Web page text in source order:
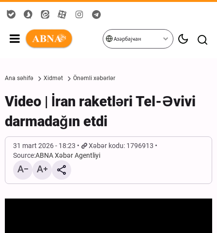
Азәрбајҹан
Ana səhifə Xidmət Önəmli xəbərlər
Video | İran raketləri Tel-Əvivi
darmadağın etdi
31 mart 2026 - 18:23
Xəbər kodu: 1796913
Source:ABNA Xəbər Agentliyi